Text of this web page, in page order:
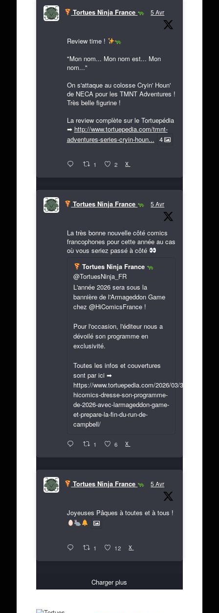
Tortues Ninja France 5 Avr
Review time !
"Mon nom... Mon nom est... Mon
nom..."
On s'attaque au colosse Cryin' Houn'
de NECA pour les TMNT Adventures !
Très belle figurine !
La review complète sur le Tortuepédia
➡ http://www.tortuepedia.com/tmnt-
adventures-series-cryin-houn... 4
1 2 X
Tortues Ninja France 5 Avr
La très bonne nouvelle côté comics
francophones pour cette année au cas
où vous seriez passé à côté
Tortues Ninja France
@TortuesNinja_FR
L'année 2026 sera sous la
bannière de l'Armageddon Game
chez @HiComicsFrance !
Pour l'occasion, l'éditeur nous a
dévoilé son programme en
exclusivité.
Toutes les infos et couvertures
sont par ici ➡
https://www.tortuepedia.com/2026/03/31/exclusif-
hicomics-dresse-son-programme-
de-2026-avec-larmageddon-game-
et-prepare-la-fin-du-run-de-
campbell/
1 6 X
Tortues Ninja France 5 Avr
Joyeuses Pâques à toutes et à tous !
1 12 X
Charger plus